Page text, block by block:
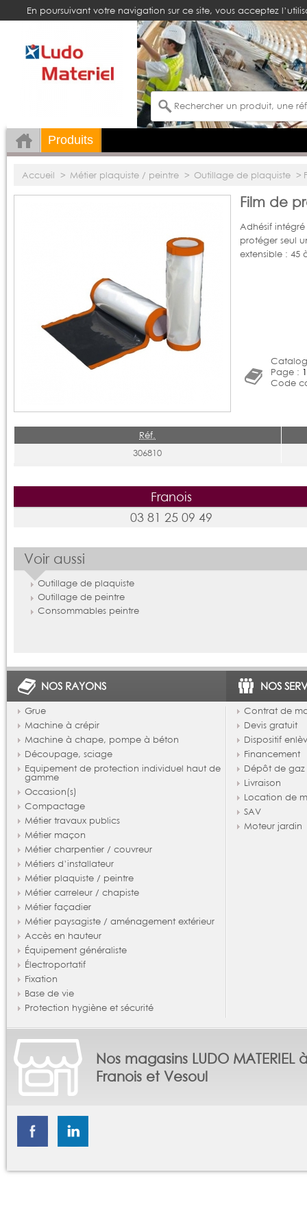
En poursuivant votre navigation sur ce site, vous acceptez
Produits
Accueil > Métier plaquiste / peintre > Outillage de plaquiste >
Film de
Adhésif
protéger seul
extensible : 45
Page :
Code
Réf.
306810
Franois
03 81 25 09 49
Voir aussi
Outillage de plaquiste
Outillage de peintre
Consommables peintre
NOS RAYONS
Grue
Machine à crépir
Machine à chape, pompe à béton
Découpage, sciage
Equipement de protection individuel haut de
gamme
Occasion(s)
Compactage
Métier travaux publics
Métier maçon
Métier charpentier / couvreur
Métiers d’installateur
Métier plaquiste / peintre
Métier carreleur / chapiste
Métier façadier
Métier paysagiste / aménagement extérieur
Accès en hauteur
Équipement généraliste
Électroportatif
Fixation
Base de vie
Protection hygiène et sécurité
NOS
Contrat de
Devis gratuit
Dispositif
Financement
Dépôt de gaz
Livraison
Location de
SAV
Moteur jardin
Nos magasins LUDO MATERIEL
Franois et Vesoul